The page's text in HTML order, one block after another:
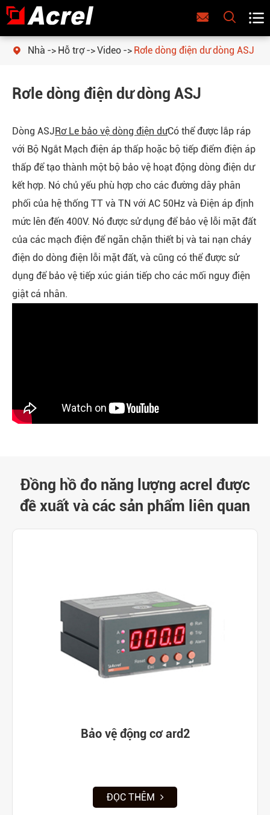
  
 Nhà Hỗ trợ Video Rơle dòng điện dư dòng ASJ
Rơle dòng điện dư dòng ASJ
Dòng ASJRơ Le bảo vệ dòng điện dưCó thể được lắp ráp
với Bộ Ngắt Mạch điện áp thấp hoặc bộ tiếp điểm điện áp
thấp để tạo thành một bộ bảo vệ hoạt động dòng điện dư
kết hợp. Nó chủ yếu phù hợp cho các đường dây phân
phối của hệ thống TT và TN với AC 50Hz và Điện áp định
mức lên đến 400V. Nó được sử dụng để bảo vệ lỗi mặt đất
của các mạch điện để ngăn chặn thiết bị và tai nạn cháy
điện do dòng điện lỗi mặt đất, và cũng có thể được sử
dụng để bảo vệ tiếp xúc gián tiếp cho các mối nguy điện
giật cá nhân.
Đồng hồ đo năng lượng acrel được
đề xuất và các sản phẩm liên quan
Bảo vệ động cơ ard2
ĐỌC THÊM